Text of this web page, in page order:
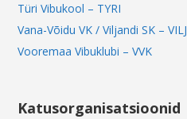
Türi Vibukool – TYRI
Vana-Võidu VK / Viljandi SK – VILJ
Vooremaa Vibuklubi – VVK
Katusorganisatsioonid